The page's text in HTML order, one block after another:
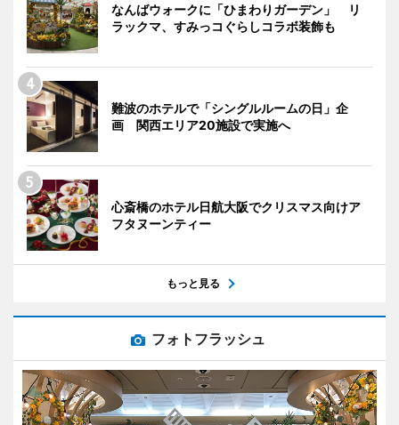
なんばウォークに「ひまわりガーデン」 リ
ラックマ、すみっコぐらしコラボ装飾も
難波のホテルで「シングルルームの日」企
画 関西エリア20施設で実施へ
心斎橋のホテル日航大阪でクリスマス向けア
フタヌーンティー
もっと見る
フォトフラッシュ